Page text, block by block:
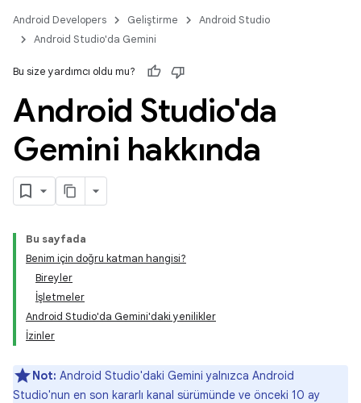
Android Developers Geliştirme
Android Studio
Android Studio'da Gemini
Bu size yardımcı oldu mu?
Android Studio'da
Gemini hakkında
Bu sayfada
Benim için doğru katman hangisi?
Bireyler
İşletmeler
Android Studio'da Gemini'daki yenilikler
İzinler
Not: Android Studio'daki Gemini yalnızca Android
Studio'nun en son kararlı kanal sürümünde ve önceki 10 ay